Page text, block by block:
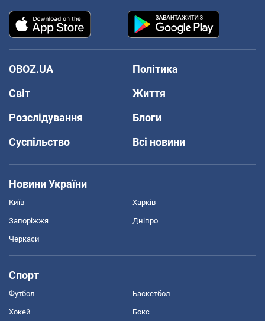
OBOZ.UA
Політика
Світ
Життя
Розслідування
Блоги
Суспільство
Всі новини
Новини України
Київ Харків
Запоріжжя Дніпро
Черкаси
Спорт
Футбол Баскетбол
Хокей Бокс